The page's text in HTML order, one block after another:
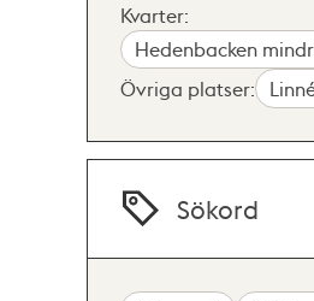
Kvarter:
Hedenbacken
Övriga platser:
Sökord